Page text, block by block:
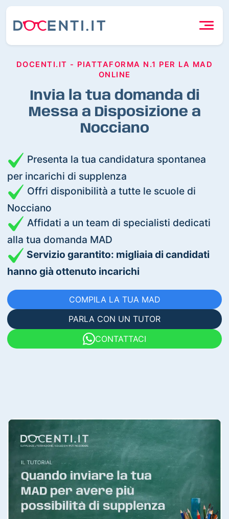
DOCENTI.IT - PIATTAFORMA N.1 PER LA MAD
ONLINE
Invia la tua domanda di
Messa a Disposizione a
Nocciano
Presenta la tua candidatura spontanea
per incarichi di supplenza
Offri disponibilità a tutte le scuole di
Nocciano
Affidati a un team di specialisti dedicati
alla tua domanda MAD
Servizio garantito: migliaia di candidati
hanno già ottenuto incarichi
COMPILA LA TUA MAD
PARLA CON UN TUTOR
CONTATTACI